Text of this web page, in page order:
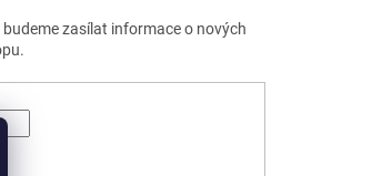
zasílat informace o nových